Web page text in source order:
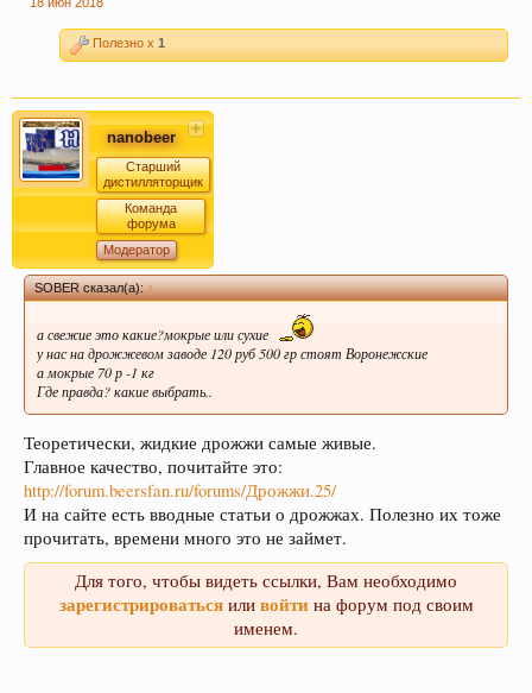
Полезно x 1
nanobeer
Старший
дистилляторщик
Команда
форума
Модератор
SOBER сказал(а):↑
а свежие это какие?мокрые или сухие
у нас на дрожжевом заводе 120 руб 500 гр стоят Воронежские
а мокрые 70 р -1 кг
Где правда? какие выбрать..
Теоретически, жидкие дрожжи самые живые.
Главное качество, почитайте это:
http://forum.beersfan.ru/forums/Дрожжи.25/
И на сайте есть вводные статьи о дрожжах. Полезно их тоже
прочитать, времени много это не займет.
Для того, чтобы видеть ссылки, Вам необходимо
зарегистрироватьсяили войтина форум под своим
именем.